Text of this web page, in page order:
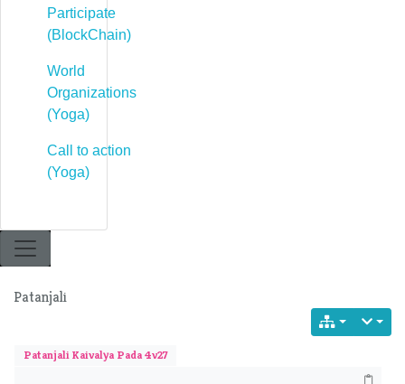
Participate
(BlockChain)
World
Organizations
(Yoga)
Call to action
(Yoga)
Patanjali
Patanjali Kaivalya Pada 4v27